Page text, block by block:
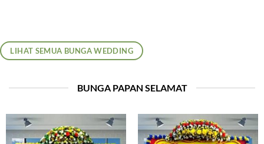
LIHAT SEMUA BUNGA WEDDING
BUNGA PAPAN SELAMAT